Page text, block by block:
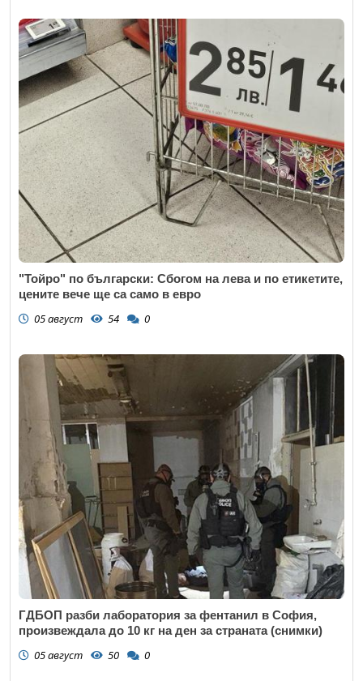
"Тойро" по български: Сбогом на лева и по етикетите,
цените вече ще са само в евро
05 август 54 0
ГДБОП разби лаборатория за фентанил в София,
произвеждала до 10 кг на ден за страната (снимки)
05 август 50 0